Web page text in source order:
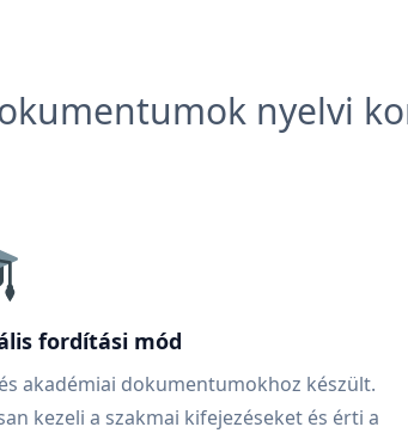
nyelvi
fordítási mód
akadémiai dokumentumokhoz készült.
kezeli a szakmai kifejezéseket és érti a